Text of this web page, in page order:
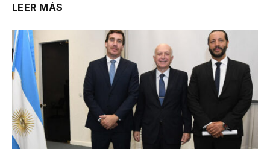
LEER MÁS